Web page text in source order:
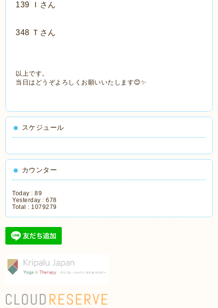
139 Ｉさん
348 Ｔさん
以上です。
当日はどうぞよろしくお願いいたします😊✨
スケジュール
カウンター
Today :89
Yesterday :678
Total : 1079279